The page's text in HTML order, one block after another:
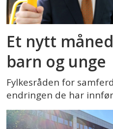
Et nytt
barn og unge
Fylkesråden for
endringen de har